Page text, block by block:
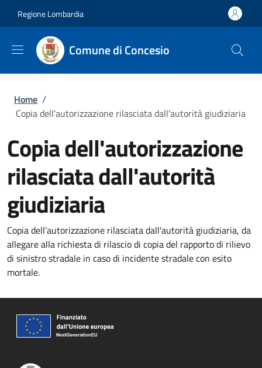
Regione Lombardia
Comune di Concesio
Briciole di pane
Home /
Copia dell'autorizzazione rilasciata dall'autorità giudiziaria
Copia dell'autorizzazione
rilasciata dall'autorità
giudiziaria
Copia dell’autorizzazione rilasciata dall'autorità giudiziaria, da
allegare alla richiesta di rilascio di copia del rapporto di rilievo
di sinistro stradale in caso di incidente stradale con esito
mortale.